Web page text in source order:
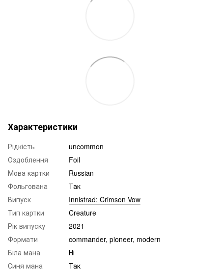
Характеристики
Рідкість
uncommon
Оздоблення
Foil
Мова картки
Russian
Фольгована
Так
Випуск
Innistrad: Crimson Vow
Тип картки
Creature
Рік випуску
2021
Формати
commander, pioneer, modern
Біла мана
Ні
Синя мана
Так